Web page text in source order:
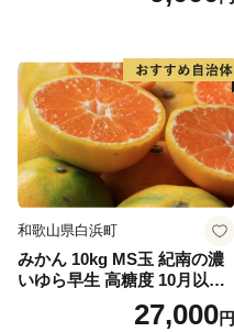
和歌山県白浜町
みかん 10kg MS玉 紀南の濃
いゆら早生 高糖度 10月以降
発送 マルチ被覆栽培27,000円